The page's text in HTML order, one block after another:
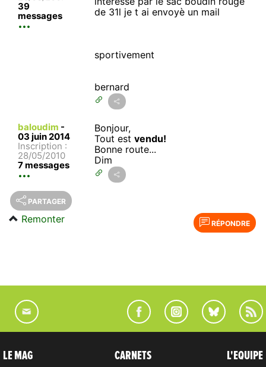
39
messages
de 31l je t ai envoyè un mail
sportivement
bernard
baloudim -
03 juin 2014
Inscription :
28/05/2010
7 messages
Bonjour,
Tout estvendu!
Bonne route...
Dim
PARTAGER
RÉPONDRE
Remonter
LE MAG CARNETS L'EQUIPE